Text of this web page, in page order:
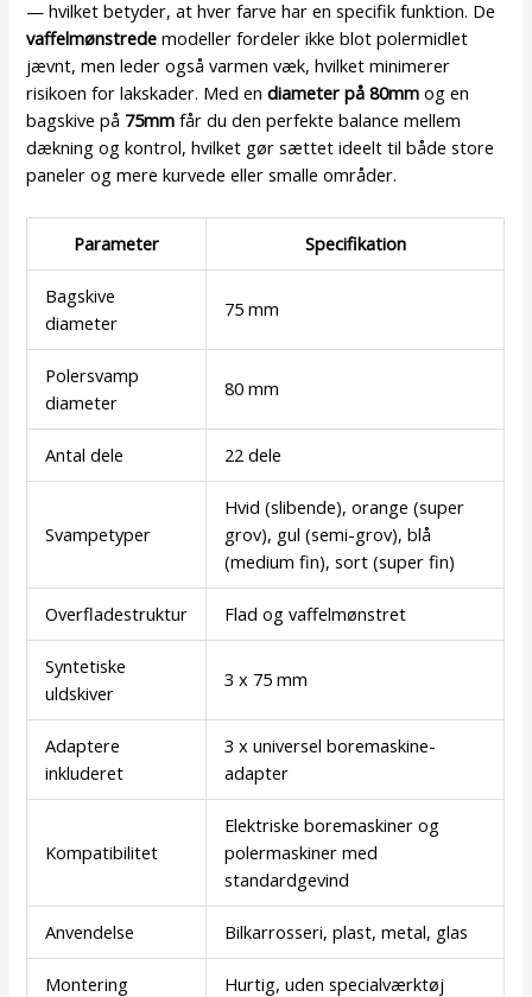
— hvilket betyder, at hver farve har en specifik funktion. De
vaffelmønstrede modeller fordeler ikke blot polermidlet
jævnt, men leder også varmen væk, hvilket minimerer
risikoen for lakskader. Med endiameter på 80mm og en
bagskive på 75mm får du den perfekte balance mellem
dækning og kontrol, hvilket gør sættet ideelt til både store
paneler og mere kurvede eller smalle områder.
Parameter Specifikation
Bagskive
diameter
75 mm
Polersvamp
diameter
80 mm
Antal dele 22 dele
Svampetyper
Hvid (slibende), orange (super
grov), gul (semi-grov), blå
(medium fin), sort (super fin)
Overfladestruktur Flad og vaffelmønstret
Syntetiske
uldskiver
3 x 75 mm
Adaptere
inkluderet
3 x universel boremaskine-
adapter
Kompatibilitet
Elektriske boremaskiner og
polermaskiner med
standardgevind
Anvendelse Bilkarrosseri, plast, metal, glas
Montering Hurtig, uden specialværktøj